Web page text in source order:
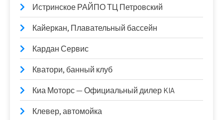
Истринское РАЙПО ТЦ Петровский
Кайеркан, Плавательный бассейн
Кардан Сервис
Кватори, банный клуб
Киа Моторс — Официальный дилер KIA
Клевер, автомойка